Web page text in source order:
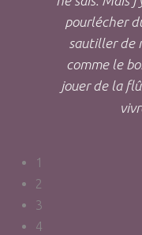
pourlécher
sautiller de
comme le
jouer de la
1
2
3
4